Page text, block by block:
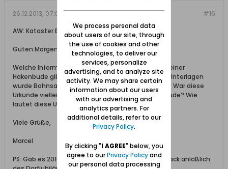
#16
26.12.2013, 07:06
AW: Kataster Bohnsack/ Pasewark
Guten Morgen,
Welche Informationen speziell zu Bohnsack und seiner
Hakenbude gibt es in Ihren Quellen. Nach meinen Unterlagen
wurde Bohnsack 1410 erstmals urkundlich erwähnt. War diese
Urkunde vielleicht ein Pachtvertrag für die Hakenbude? Wie
lautet diese Urkunde im Wortlaut?
Viele Grüße,
Marcel
PS: Gab es 2010 eigentlich Feierlichkeiten in Bohnsack anläßlich
We process personal data
about users of our site, through
the use of cookies and other
technologies, to deliver our
services, personalize
advertising, and to analyze site
activity. We may share certain
information about our users
with our advertising and
analytics partners. For
additional details, refer to our
Privacy Policy.
By clicking "I AGREE" below, you
agree to ourPrivacy Policyand
our personal data processing